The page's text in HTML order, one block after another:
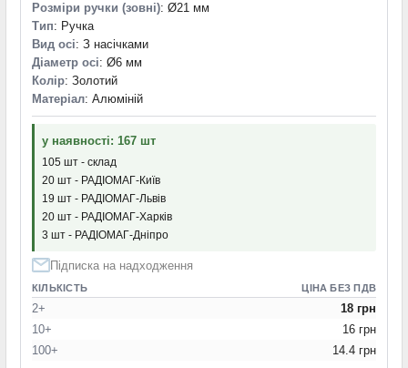
Розміри ручки (зовні): Ø21 мм
Тип: Ручка
Вид осі: З насічками
Діаметр осі: Ø6 мм
Колір: Золотий
Матеріал: Алюміній
у наявності: 167 шт
105 шт - склад
20 шт - РАДІОМАГ-Київ
19 шт - РАДІОМАГ-Львів
20 шт - РАДІОМАГ-Харків
3 шт - РАДІОМАГ-Дніпро
Підписка на надходження
КІЛЬКІСТЬ ЦІНА БЕЗ ПДВ
2+
18 грн
10+
16 грн
100+
14.4 грн